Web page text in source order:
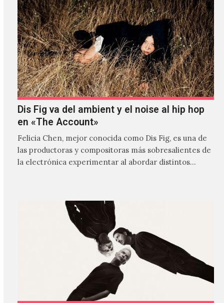
Dis Fig va del ambient y el noise al hip hop
en «The Account»
Felicia Chen, mejor conocida como Dis Fig, es una de
las productoras y compositoras más sobresalientes de
la electrónica experimentar al abordar distintos